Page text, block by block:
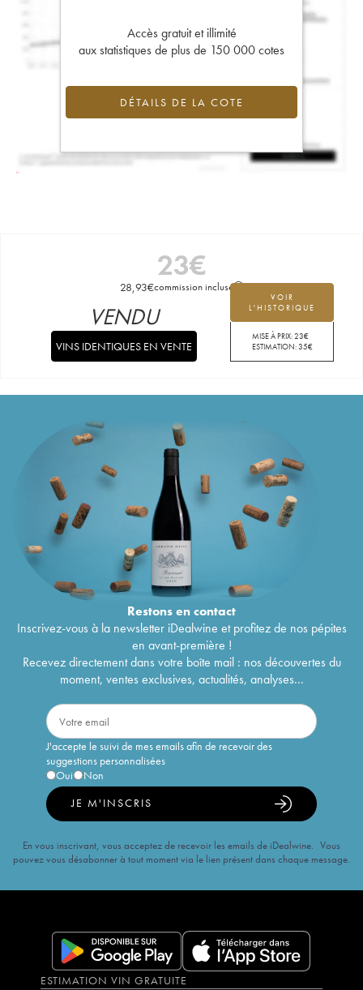
Accès gratuit et illimité
aux statistiques de plus de 150 000 cotes
DÉTAILS DE LA COTE
23€
28,93€commission incluse
VOIR
L'HISTORIQUE
MISE À PRIX:23€
ESTIMATION:35€
VENDU
VINS IDENTIQUES EN VENTE
Restons encontact
Inscrivez-vous à la newsletter iDealwine et profitez de nos pépites
en avant-première !
Recevez directement dans votre boîte mail : nos découvertes du
moment, ventes exclusives, actualités, analyses...
J'accepte le suivi de mes emails afin de recevoir des
suggestions personnalisées
Oui
Non
JE M'INSCRIS
En vous inscrivant, vous acceptez de recevoir les emails de iDealwine. Vous
pouvez vous désabonner à tout moment via le lien présent dans chaque message.
ESTIMATION VIN GRATUITE